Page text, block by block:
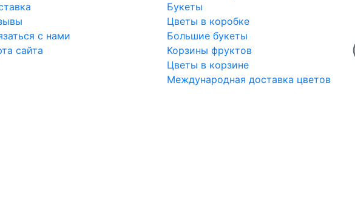
с нами
сайта
Букеты
Цветы в коробке
Большие букеты
Корзины фруктов
Цветы в корзине
Международная доставка цветов